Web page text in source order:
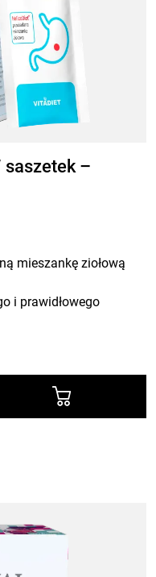
saszetek –
mieszankę ziołową
i prawidłowego